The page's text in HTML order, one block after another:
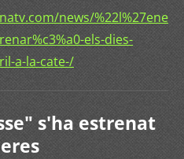
news/
els-dies-
a-la-cate-/
s'ha estrenat